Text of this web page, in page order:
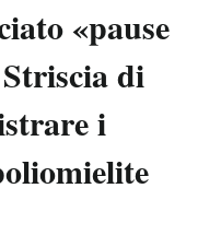
Moda
Consumismi
Storie/Idee
Media
«pause
di
i